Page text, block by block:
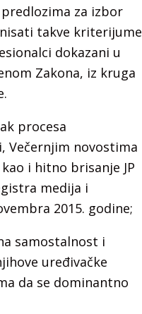
za izbor
takve kriterijume
dokazani u
Zakona, iz kruga
procesa
Večernjim novostima
i hitno brisanje JP
medija i
2015. godine;
samostalnost i
uređivačke
da se dominantno